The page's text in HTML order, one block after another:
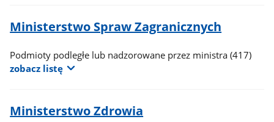
Ministerstwo Spraw Zagranicznych
Podmioty podległe lub nadzorowane przez ministra(417)
zobacz listę
Ministerstwo Zdrowia